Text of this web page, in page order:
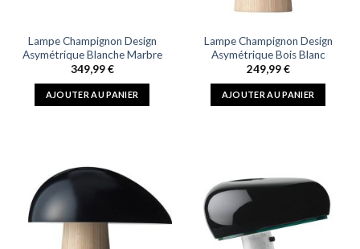
Lampe Champignon Design
Asymétrique Blanche Marbre
349,99€
AJOUTER AU PANIER
Lampe Champignon Design
Asymétrique Bois Blanc
249,99€
AJOUTER AU PANIER